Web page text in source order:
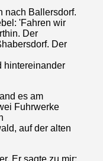
nach Ballersdorf.
'Fahren wir
Der
Der
hintereinander
es am
Fuhrwerke
auf der alten
Er sagte zu mir: